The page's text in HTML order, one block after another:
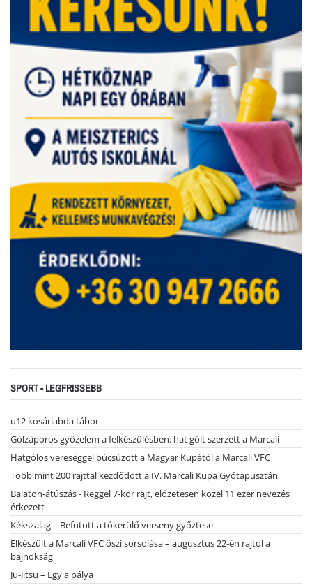
SPORT - LEGFRISSEBB
u12 kosárlabda tábor
Gólzáporos győzelem a felkészülésben: hat gólt szerzett a Marcali
Hatgólos vereséggel búcsúzott a Magyar Kupától a Marcali VFC
Több mint 200 rajttal kezdődött a IV. Marcali Kupa Gyótapusztán
Balaton-átúszás - Reggel 7-kor rajt, előzetesen közel 11 ezer nevezés
érkezett
Kékszalag – Befutott a tókerülő verseny győztese
Elkészült a Marcali VFC őszi sorsolása – augusztus 22-én rajtol a
bajnokság
Ju-Jitsu – Egy a pálya